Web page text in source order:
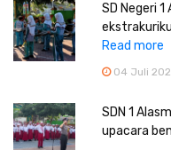
SD Negeri
Read more
04 Juli
SDN 1
upacara